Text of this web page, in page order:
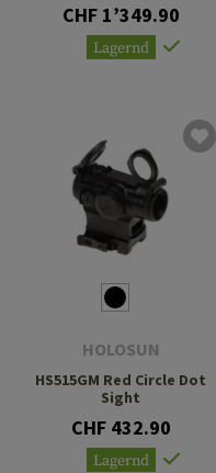
CHF 1’349.90
Lagernd
HOLOSUN
HS515GM Red Circle Dot
Sight
CHF 432.90
Lagernd